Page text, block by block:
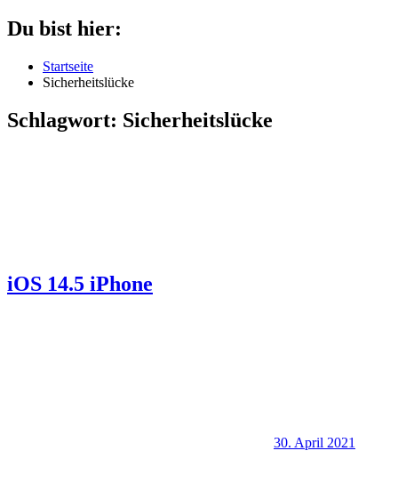
Du bist hier:
Startseite
Sicherheitslücke
Schlagwort: Sicherheitslücke
iOS 14.5 iPhone
30. April 2021